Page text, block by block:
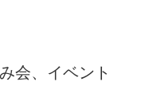
会、イベント